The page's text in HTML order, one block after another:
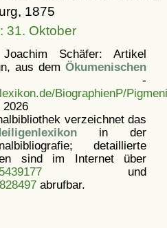
1875
31. Oktober
Schäfer: Artikel
aus dem Ökumenischen
BiographienP/
2026
verzeichnet das
in der
detaillierte
sind im Internet über
und
abrufbar.